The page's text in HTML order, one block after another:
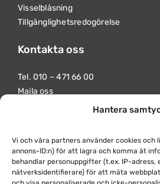
Hantera
Vi och våra partners använder cookies och
annons-ID:n) för att lagra och komma åt
behandlar personuppgifter (t.ex. IP-adress,
nätverksidentifierare) för att mäta
Visselblåsning
Tillgänglighetsredogörelse
Kontakta oss
Tel. 010 – 471 66 00
Maila oss
Norralundsvägen 13
612 44 Finspång
Postadress